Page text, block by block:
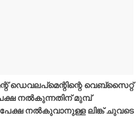
ഡെവലപ്മെന്റിന്റെ വെബ്സൈറ്റ്
നൽകുന്നതിന് മുമ്പ്
നൽകുവാനുള്ള ലിങ്ക് ചുവടെ